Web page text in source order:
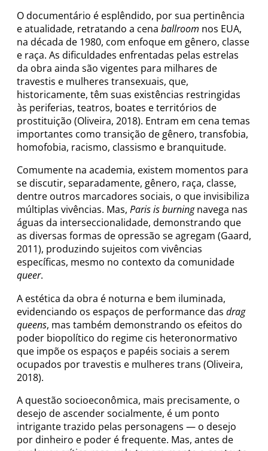
O documentário é esplêndido, por sua pertinência
e atualidade, retratando a cena ballroom nos EUA,
na década de 1980, com enfoque em gênero, classe
e raça. As dificuldades enfrentadas pelas estrelas
da obra ainda são vigentes para milhares de
travestis e mulheres transexuais, que,
historicamente, têm suas existências restringidas
às periferias, teatros, boates e territórios de
prostituição (Oliveira, 2018). Entram em cena temas
importantes como transição de gênero, transfobia,
homofobia, racismo, classismo e branquitude.
Comumente na academia, existem momentos para
se discutir, separadamente, gênero, raça, classe,
dentre outros marcadores sociais, o que invisibiliza
múltiplas vivências. Mas, Paris is burningnavega nas
águas da interseccionalidade, demonstrando que
as diversas formas de opressão se agregam (Gaard,
2011), produzindo sujeitos com vivências
específicas, mesmo no contexto da comunidade
queer.
A estética da obra é noturna e bem iluminada,
evidenciando os espaços de performance das drag
queens, mas também demonstrando os efeitos do
poder biopolítico do regime cis heteronormativo
que impõe os espaços e papéis sociais a serem
ocupados por travestis e mulheres trans (Oliveira,
2018).
A questão socioeconômica, mais precisamente, o
desejo de ascender socialmente, é um ponto
intrigante trazido pelas personagens — o desejo
por dinheiro e poder é frequente. Mas, antes de